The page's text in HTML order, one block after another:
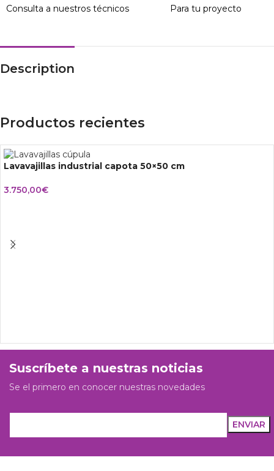
Consulta a nuestros técnicos Para tu proyecto
Description
Productos recientes
Lavavajillas industrial capota 50×50 cm
3.750,00€
Suscríbete a nuestras noticias
Se el primero en conocer nuestras novedades